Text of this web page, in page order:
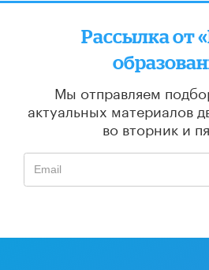
Рассылка от
Мы отправляем
актуальных материалов
во вторник и